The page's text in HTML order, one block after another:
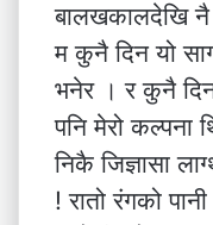
बालखकालदेखि नै
म कुनै दिन यो
भनेर । र कुनै दिन
पनि मेरो कल्पना
निकै जिज्ञासा
! रातो रंगको